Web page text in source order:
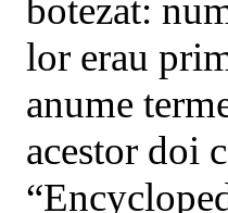
botezat:
lor erau
anume
acestor doi